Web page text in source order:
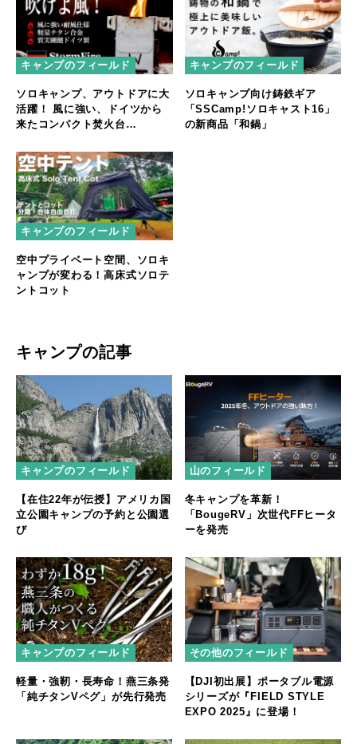
キャンプのフィールド
ソロキャンプ、アウトドアに大
活躍！ 風に強い、ドイツから
来たコンパクト焚火台
キャンプのフィールド
ソロキャンプ向け鋳鉄ギア
「SSCamp!ソロキャスト16」
の新商品「和鍋」
キャンプのフィールド
空中プライベート空間、ソロキ
ャンプが変わる！高床式ソロテ
ントコット
キャンプの記事
キャンプのフィールド
【在住22年が伝授】アメリカ国
立公園キャンプの予約と公園選
び
山のフィールド
冬キャンプを革新！
「BougeRV」次世代FFヒータ
ーを発売
キャンプのフィールド
軽量・強靭・長寿命！燕三条発
「純チタンVペグ」が先行発売
その他のフィールド
【DJI初出展】ポータブル電源
シリーズが『FIELD STYLE
EXPO 2025』に登場！